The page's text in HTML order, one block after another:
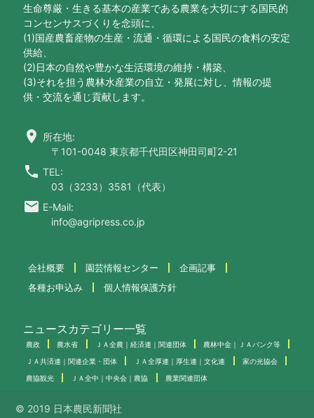
生命尊厳・生きる基本の産業である農業を大切にする国民的
コンセンサスづくりを念頭に、
(1)国産農畜産物の生産・流通・循環による国民の食料の安定
供給、
(2)日本の自然や豊かな生活環境の維持・構築、
(3)それを担う農林水産業の自立・発展に対し、情報の提
供・交流を通じ貢献します。
location_on 所在地:
〒101-0048 東京都千代田区神田司町2-21
call TEL:
03（3233）3581（代表）
email E-Mail:
info@agripress.co.jp
会社概要 園芸情報センター
企画記事
各種お申込み
個人情報保護方針
ニュースカテゴリー一覧
農政 農水省 ＪＡ全農｜経済連｜関連団体 農林中金｜ＪＡバンク等
ＪＡ共済連｜関連企業・団体 ＪＡ全厚連｜厚生連｜文化連 家の光協会
農協観光 ＪＡ全中｜中央会｜農協 農業関連団体
© 2019 日本農民新聞社